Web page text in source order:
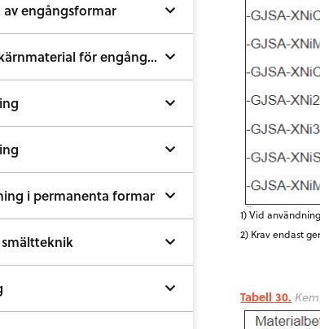
av engångsformar
9. Form- och kärnmaterial för engångsformar
i permanenta formar
smältteknik
1) Vid
2) Krav endast
Tabell 30.